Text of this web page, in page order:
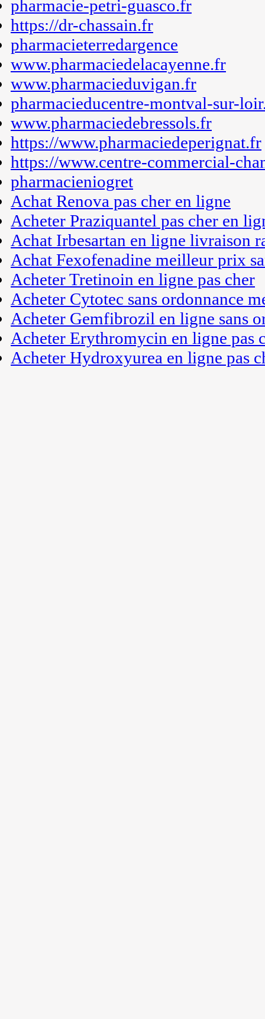
pharmacie-petri-guasco.fr
https://dr-chassain.fr
pharmacieterredargence
www.pharmaciedelacayenne.fr
www.pharmacieduvigan.fr
pharmacieducentre-montval-sur-
www.pharmaciedebressols.fr
https://www.pharmaciedeperignat.fr
https://www.centre-commercial-
pharmacieniogret
Achat Renova pas cher en ligne
Acheter Praziquantel pas cher en
Achat Irbesartan en ligne livraison
Achat Fexofenadine meilleur prix
Acheter Tretinoin en ligne pas cher
Acheter Cytotec sans ordonnance
Acheter Gemfibrozil en ligne sans
Acheter Erythromycin en ligne pas
Acheter Hydroxyurea en ligne pas